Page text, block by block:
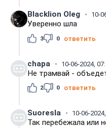
Blacklion Oleg 10-
Уверенно шла
3 0 ответить
chapa 10-06-2024,
Не трамвай -
2 0 ответить
Suoresla 10-06-
Так перебежала или